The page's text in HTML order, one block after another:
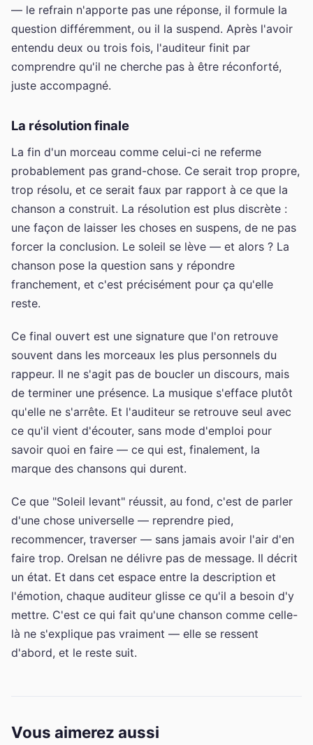
— le refrain n'apporte pas une réponse, il formule la
question différemment, ou il la suspend. Après l'avoir
entendu deux ou trois fois, l'auditeur finit par
comprendre qu'il ne cherche pas à être réconforté,
juste accompagné.
La résolution finale
La fin d'un morceau comme celui-ci ne referme
probablement pas grand-chose. Ce serait trop propre,
trop résolu, et ce serait faux par rapport à ce que la
chanson a construit. La résolution est plus discrète :
une façon de laisser les choses en suspens, de ne pas
forcer la conclusion. Le soleil se lève — et alors ? La
chanson pose la question sans y répondre
franchement, et c'est précisément pour ça qu'elle
reste.
Ce final ouvert est une signature que l'on retrouve
souvent dans les morceaux les plus personnels du
rappeur. Il ne s'agit pas de boucler un discours, mais
de terminer une présence. La musique s'efface plutôt
qu'elle ne s'arrête. Et l'auditeur se retrouve seul avec
ce qu'il vient d'écouter, sans mode d'emploi pour
savoir quoi en faire — ce qui est, finalement, la
marque des chansons qui durent.
Ce que "Soleil levant" réussit, au fond, c'est de parler
d'une chose universelle — reprendre pied,
recommencer, traverser — sans jamais avoir l'air d'en
faire trop. Orelsan ne délivre pas de message. Il décrit
un état. Et dans cet espace entre la description et
l'émotion, chaque auditeur glisse ce qu'il a besoin d'y
mettre. C'est ce qui fait qu'une chanson comme celle-
là ne s'explique pas vraiment — elle se ressent
d'abord, et le reste suit.
Vous aimerez aussi